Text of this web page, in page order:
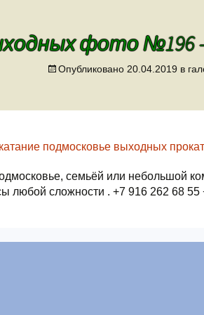
фото №196
Опубликовано 20.04.2019 в
семьёй или небольшой
любой сложности . +7 916 262 68 55